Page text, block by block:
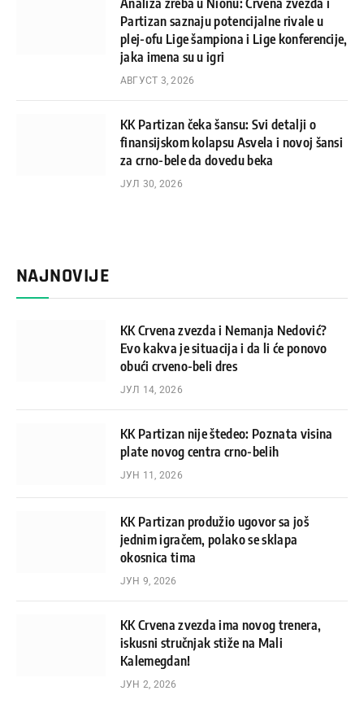
Analiza žreba u Nionu: Crvena zvezda i
Partizan saznaju potencijalne rivale u
plej-ofu Lige šampiona i Lige konferencije,
jaka imena su u igri
АВГУСТ 3, 2026
KK Partizan čeka šansu: Svi detalji o
finansijskom kolapsu Asvela i novoj šansi
za crno-bele da dovedu beka
ЈУЛ 30, 2026
NAJNOVIJE
KK Crvena zvezda i Nemanja Nedović?
Evo kakva je situacija i da li će ponovo
obući crveno-beli dres
ЈУЛ 14, 2026
KK Partizan nije štedeo: Poznata visina
plate novog centra crno-belih
ЈУН 11, 2026
KK Partizan produžio ugovor sa još
jednim igračem, polako se sklapa
okosnica tima
ЈУН 9, 2026
KK Crvena zvezda ima novog trenera,
iskusni stručnjak stiže na Mali
Kalemegdan!
ЈУН 2, 2026